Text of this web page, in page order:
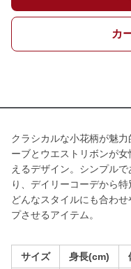
カ
クラシカルな小花柄が魅
ーブとウエストリボンが
えるデザイン。シンプル
り、デイリーコーデから
どんなスタイルにも合わ
プさせるアイテム。
サイズ 身長(cm)